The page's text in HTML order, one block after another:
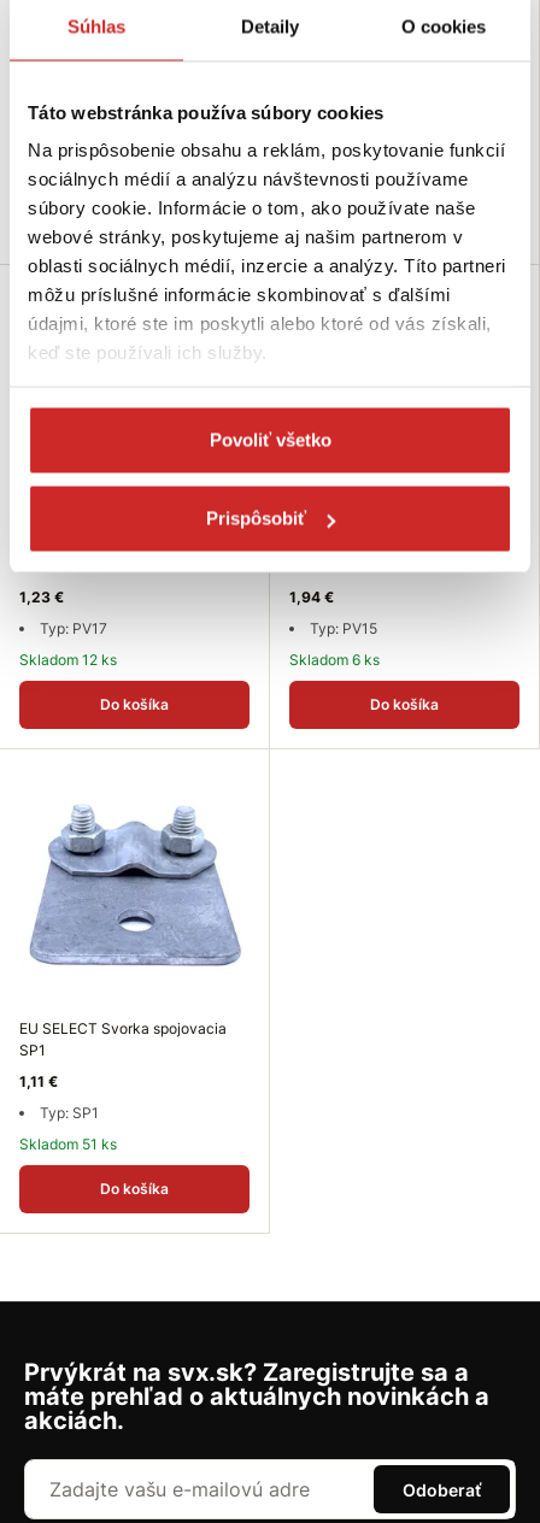
Súhlas Detaily O cookies
Táto webstránka používa súbory cookies
Na prispôsobenie obsahu a reklám, poskytovanie funkcií
sociálnych médií a analýzu návštevnosti používame
súbory cookie. Informácie o tom, ako používate naše
webové stránky, poskytujeme aj našim partnerom v
oblasti sociálnych médií, inzercie a analýzy. Títo partneri
môžu príslušné informácie skombinovať s ďalšími
údajmi, ktoré ste im poskytli alebo ktoré od vás získali,
keď ste používali ich služby.
Povoliť všetko
Prispôsobiť
EU SELECT Podpera vedenia
0,9220 €
Typ: PV22
Skladom 49 ks
Do košíka
1,92 €
Typ: PV22
Skladom 42 ks
Do košíka
1,23 €
Typ: PV17
Skladom 12 ks
Do košíka
1,94 €
Typ: PV15
Skladom 6 ks
Do košíka
EU SELECT Svorka spojovacia
SP1
1,11 €
Typ: SP1
Skladom 51 ks
Do košíka
Prvýkrát na svx.sk? Zaregistrujte sa a
máte prehľad o aktuálnych novinkách a
akciách.
Odoberať